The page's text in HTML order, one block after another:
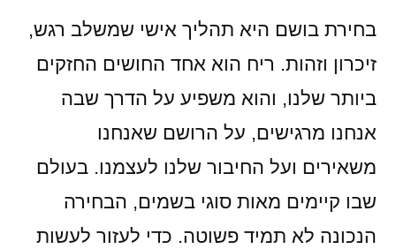
בחירת בושם היא תהליך אישי שמשלב רגש,
זיכרון וזהות. ריח הוא אחד החושים החזקים
ביותר שלנו, והוא משפיע על הדרך שבה
אנחנו מרגישים, על הרושם שאנחנו
משאירים ועל החיבור שלנו לעצמנו. בעולם
שבו קיימים מאות סוגי בשמים, הבחירה
הנכונה לא תמיד פשוטה. כדי לעזור לעשות